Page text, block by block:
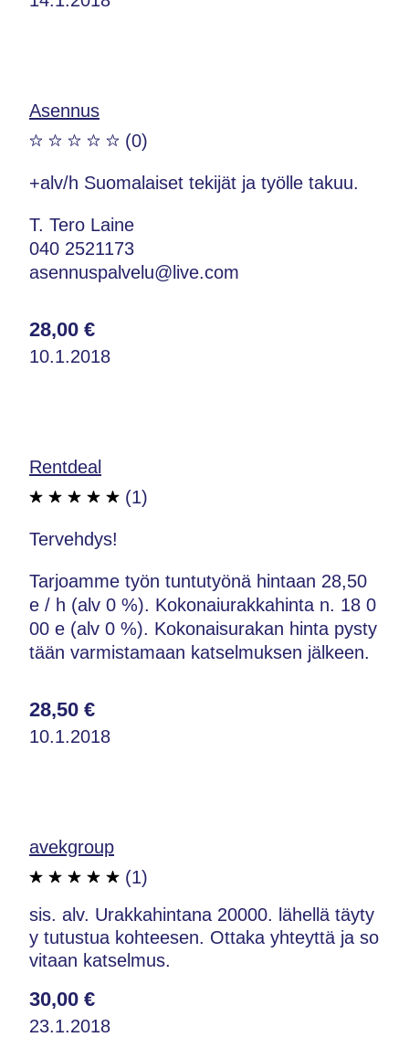
Asennus
(0)
+alv/h Suomalaiset tekijät ja työlle takuu.
T. Tero Laine
040 2521173
asennuspalvelu@live.com
28,00 €
10.1.2018
Rentdeal
(1)
Tervehdys!
Tarjoamme työn tuntutyönä hintaan 28,50
e / h (alv 0 %). Kokonaiurakkahinta n. 18 0
00 e (alv 0 %). Kokonaisurakan hinta pysty
tään varmistamaan katselmuksen jälkeen.
28,50 €
10.1.2018
avekgroup
(1)
sis. alv. Urakkahintana 20000. lähellä täyty
y tutustua kohteesen. Ottaka yhteyttä ja so
vitaan katselmus.
30,00 €
23.1.2018